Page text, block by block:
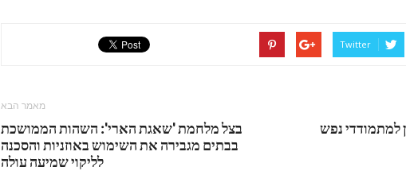
Twitter
למתמודדי נפש
מאמר הבא
בצל מלחמת 'שאגת הארי': השהות הממושכת
בבתים מגבירה את השימוש באוזניות והסכנה
לליקוי שמיעה עולה